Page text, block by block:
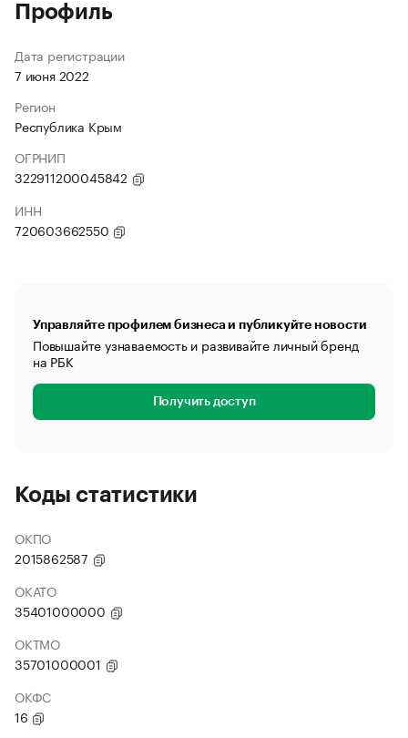
Профиль
Дата регистрации
7 июня 2022
Регион
Республика Крым
ОГРНИП
322911200045842
ИНН
720603662550
Управляйте профилем бизнеса и публикуйте новости
Повышайте узнаваемость и развивайте личный бренд
на РБК
Получить доступ
Коды статистики
ОКПО
2015862587
ОКАТО
35401000000
ОКТМО
35701000001
ОКФС
16